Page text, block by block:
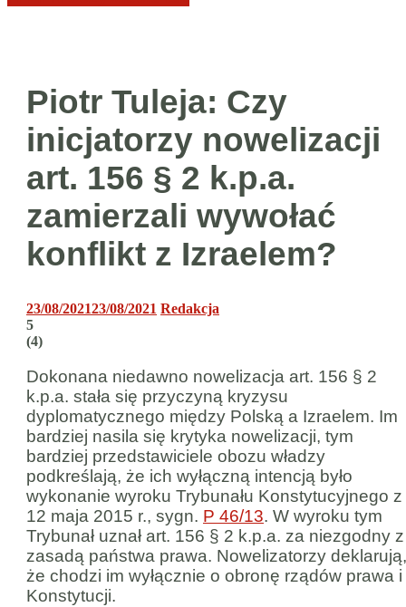
Piotr Tuleja: Czy
inicjatorzy nowelizacji
art. 156 § 2 k.p.a.
zamierzali wywołać
konflikt z Izraelem?
23/08/202123/08/2021 Redakcja
5
(4)
Dokonana niedawno nowelizacja art. 156 § 2
k.p.a. stała się przyczyną kryzysu
dyplomatycznego między Polską a Izraelem. Im
bardziej nasila się krytyka nowelizacji, tym
bardziej przedstawiciele obozu władzy
podkreślają, że ich wyłączną intencją było
wykonanie wyroku Trybunału Konstytucyjnego z
12 maja 2015 r., sygn. P 46/13. W wyroku tym
Trybunał uznał art. 156 § 2 k.p.a. za niezgodny z
zasadą państwa prawa. Nowelizatorzy deklarują,
że chodzi im wyłącznie o obronę rządów prawa i
Konstytucji.